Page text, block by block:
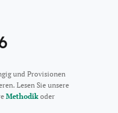
und Provisionen
Lesen Sie unsere
Methodikoder